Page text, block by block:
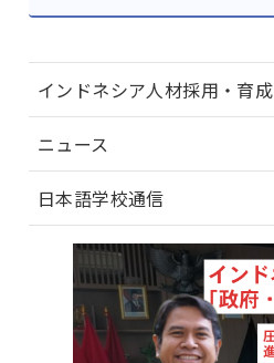
インドネシア人材採用・育成
ニュース
日本語学校通信